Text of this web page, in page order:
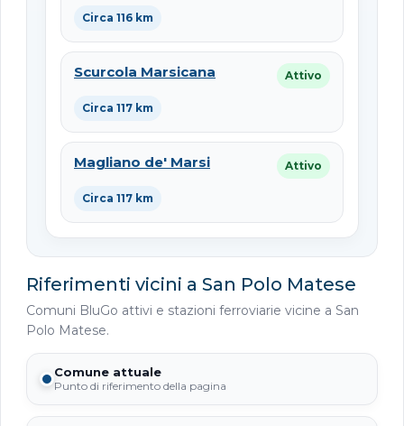
Circa 116 km
Scurcola Marsicana Attivo
Circa 117 km
Magliano de' Marsi Attivo
Circa 117 km
Riferimenti vicini a San Polo Matese
Comuni BluGo attivi e stazioni ferroviarie vicine a San
Polo Matese.
Comune attuale
Punto di riferimento della pagina